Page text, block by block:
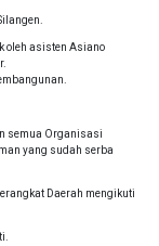
oleh asisten Asiano
semua Organisasi
yang sudah serba
Daerah mengikuti